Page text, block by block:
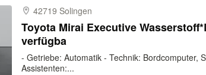
42719 Solingen
Toyota Mirai Executive
verfügba
- Getriebe: Automatik - Technik: Bordcomputer,
Assistenten:...